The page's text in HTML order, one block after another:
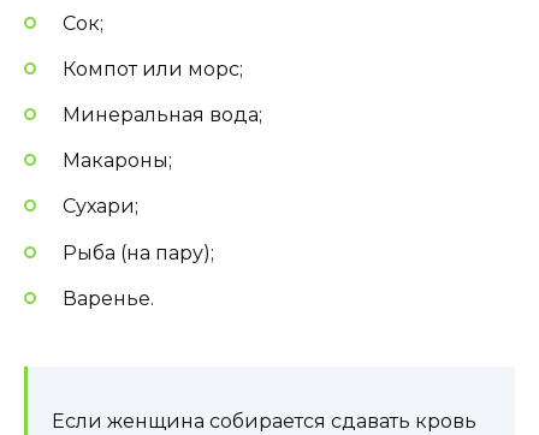
Сок;
Компот или морс;
Минеральная вода;
Макароны;
Сухари;
Рыба (на пару);
Варенье.
Если женщина собирается сдавать кровь